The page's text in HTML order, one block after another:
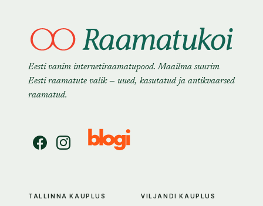
Eesti vanim internetiraamatupood. Maailma suurim
Eesti raamatute valik — uued, kasutatud ja antikvaarsed
raamatud.
TALLINNA KAUPLUS VILJANDI KAUPLUS